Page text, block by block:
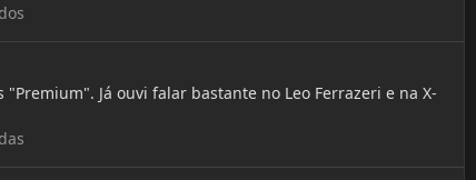
Já ouvi falar bastante no Leo Ferrazeri e na X-